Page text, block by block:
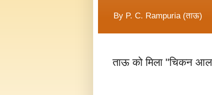
By P. C. Rampuria (ताऊ)
ताऊ को मिला "चिकन